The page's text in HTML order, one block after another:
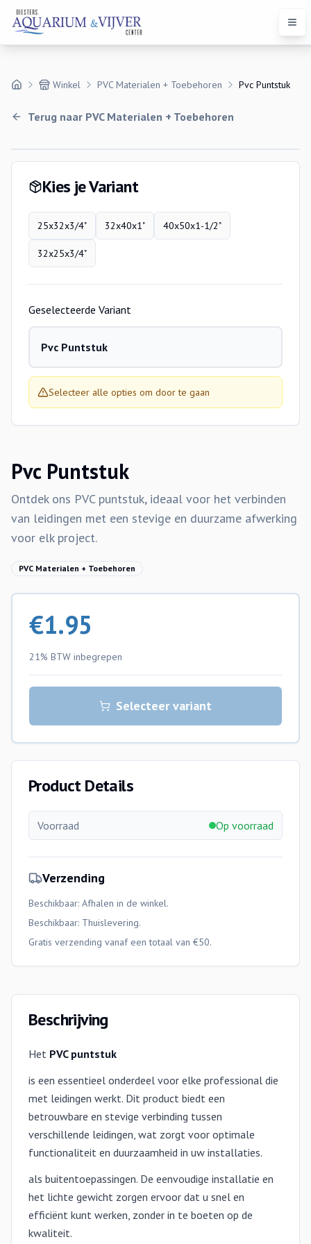
Winkel PVC Materialen + Toebehoren Pvc Puntstuk
Terug naar PVC Materialen + Toebehoren
Kies je Variant
25x32x3/4" 32x40x1" 40x50x1-1/2"
32x25x3/4"
Geselecteerde Variant
Pvc Puntstuk
Selecteer alle opties om door te gaan
Pvc Puntstuk
Ontdek ons PVC puntstuk, ideaal voor het verbinden
van leidingen met een stevige en duurzame afwerking
voor elk project.
PVC Materialen + Toebehoren
€1.95
21% BTW inbegrepen
Selecteer variant
Product Details
Voorraad Op voorraad
Verzending
Beschikbaar: Afhalen in de winkel.
Beschikbaar: Thuislevering.
Gratis verzending vanaf een totaal van €50.
Beschrijving
Het PVC puntstuk
is een essentieel onderdeel voor elke professional die
met leidingen werkt. Dit product biedt een
betrouwbare en stevige verbinding tussen
verschillende leidingen, wat zorgt voor optimale
functionaliteit en duurzaamheid in uw installaties.
als buitentoepassingen. De eenvoudige installatie en
het lichte gewicht zorgen ervoor dat u snel en
efficiënt kunt werken, zonder in te boeten op de
kwaliteit.